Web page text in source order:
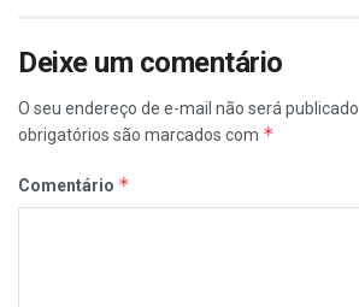
Deixe um comentário
O seu endereço de e-mail não será publicado.
obrigatórios são marcados com *
Comentário *